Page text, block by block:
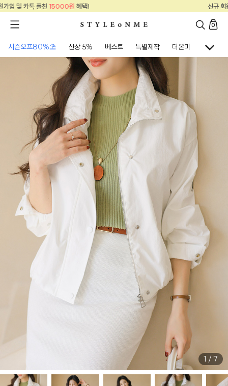
신규 회원가입 및 카톡 플친
0
시즌오프80%⛱ 신상 5% 베스트 특별제작 더온미 골프웨어
1 / 7